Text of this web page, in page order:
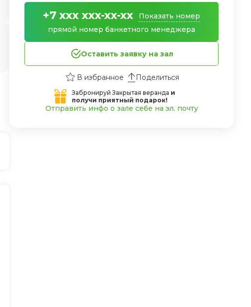
+7 xxx xxx-xx-xx
Показать номер
прямой номер банкетного менеджера
Оставить заявку на зал
Поделиться
Забронируй Закрытая веранда и
получи приятный подарок!
Отправить инфо о зале себе на эл. почту